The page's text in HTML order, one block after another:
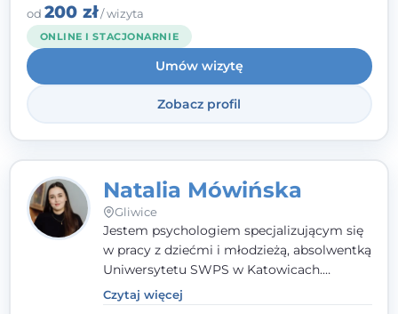
angielsku.
od 200 zł/ wizyta
ONLINE I STACJONARNIE
Umów wizytę
Zobacz profil
Natalia Mówińska
Gliwice
Jestem psychologiem specjalizującym się
w pracy z dziećmi i młodzieżą, absolwentką
Uniwersytetu SWPS w Katowicach.
Prowadzę konsultacje oraz terapię
nastawioną na potrzeby dziecka i jego
Czytaj więcej